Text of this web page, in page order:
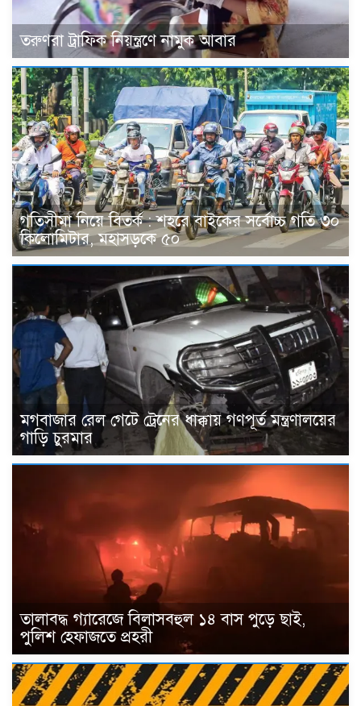
তরুণরা ট্রাফিক নিয়ন্ত্রণে নামুক আবার
গতিসীমা নিয়ে বিতর্ক : শহরে বাইকের সর্বোচ্চ গতি ৩০
কিলোমিটার, মহাসড়কে ৫০
মগবাজার রেল গেটে ট্রেনের ধাক্কায় গণপূর্ত মন্ত্রণালয়ের
গাড়ি চুরমার
তালাবদ্ধ গ্যারেজে বিলাসবহুল ১৪ বাস পুড়ে ছাই,
পুলিশ হেফাজতে প্রহরী